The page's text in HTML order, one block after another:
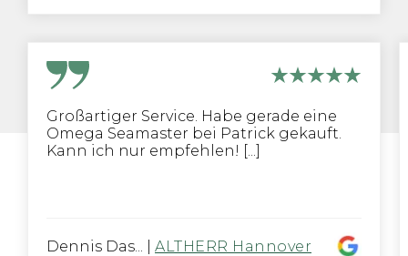
Großartiger Service. Habe gerade eine
Omega Seamaster bei Patrick gekauft.
Kann ich nur empfehlen! [...]
Dennis Das... ALTHERR Hannover